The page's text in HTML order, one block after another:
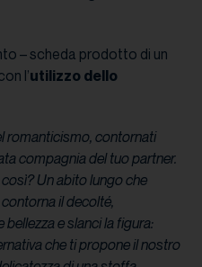
– scheda prodotto di un
l’utilizzo dello
romanticismo, contornati
compagnia del tuo partner.
Un abito lungo che
il decolté,
e slanci la figura:
che ti propone il nostro